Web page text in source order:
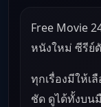
Free Movie
หนังใหม่ ซีรีย์
ทุกเรื่องมีให้เ
ชัด ดูได้ทั้งบน